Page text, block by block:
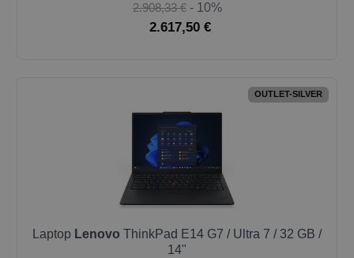
2.908,33 € - 10%
2.617,50 €
OUTLET-SILVER
Laptop Lenovo ThinkPad E14 G7 / Ultra 7 / 32 GB /
14"